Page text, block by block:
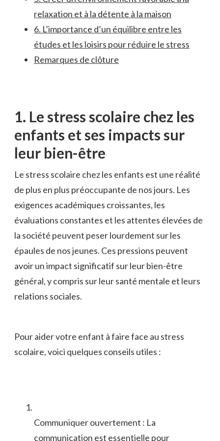
relaxation et à la détente à la maison
6. L’importance d’un équilibre entre les
études et les loisirs pour réduire le stress
Remarques de clôture
1. Le stress scolaire⁤ chez les
enfants et ses ⁤impacts sur
⁢leur bien-être
Le stress ​scolaire chez ​les enfants est une réalité
de plus en plus⁢ préoccupante de nos jours. Les
exigences académiques croissantes, les
évaluations constantes et⁢ les attentes ​élevées de
la société peuvent peser lourdement ​sur les
épaules de nos jeunes. Ces pressions peuvent
avoir un impact significatif sur leur ⁤bien-être
général, y compris sur leur santé mentale et leurs
relations sociales.
Pour‌ aider votre​ enfant⁣ à faire‍ face au stress
scolaire, voici quelques conseils utiles ‌:
Communiquer ouvertement : La
communication est essentielle ‍pour